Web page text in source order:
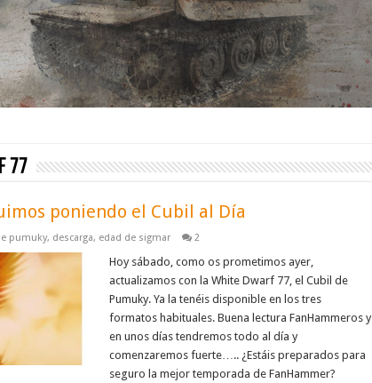
77
poniendo el Cubil al Día
pumuky, descarga, edad de sigmar 2
Hoy sábado, como os prometimos ayer,
actualizamos con la White Dwarf 77, el Cubil de
Pumuky. Ya la tenéis disponible en los tres
formatos habituales. Buena lectura FanHammeros y
en unos días tendremos todo al día y
comenzaremos fuerte….. ¿Estáis preparados para
seguro la mejor temporada de FanHammer?